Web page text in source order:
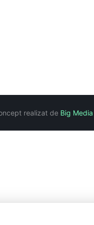
realizat de Big Media